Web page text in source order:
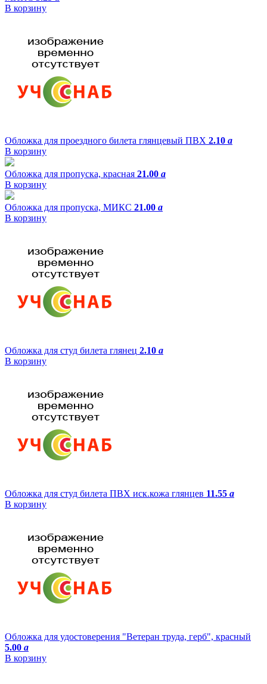
В корзину
Обложка для проездного билета глянцевый ПВХ 2.10 a
В корзину
Обложка для пропуска, красная 21.00 a
В корзину
Обложка для пропуска, МИКС 21.00 a
В корзину
Обложка для студ билета глянец 2.10 a
В корзину
Обложка для студ билета ПВХ иск.кожа глянцев 11.55 a
В корзину
Обложка для удостоверения "Ветеран труда, герб", красный
5.00 a
В корзину